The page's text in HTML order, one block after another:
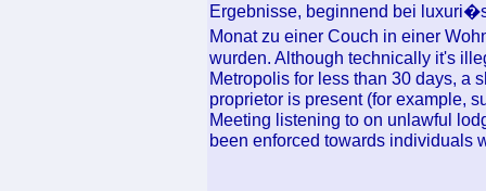
Ergebnisse, beginnend bei
Monat zu einer Couch in einer
wurden. Although technically it's
Metropolis for less than 30 days, a
proprietor is present (for example,
Meeting listening to on unlawful
been enforced towards individuals